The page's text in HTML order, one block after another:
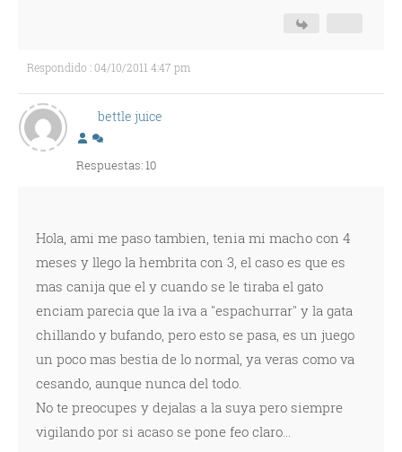
Respondido : 04/10/2011 4:47 pm
bettle juice
Respuestas: 10
Hola, ami me paso tambien, tenia mi macho con 4
meses y llego la hembrita con 3, el caso es que es
mas canija que el y cuando se le tiraba el gato
enciam parecia que la iva a "espachurrar" y la gata
chillando y bufando, pero esto se pasa, es un juego
un poco mas bestia de lo normal, ya veras como va
cesando, aunque nunca del todo.
No te preocupes y dejalas a la suya pero siempre
vigilando por si acaso se pone feo claro...